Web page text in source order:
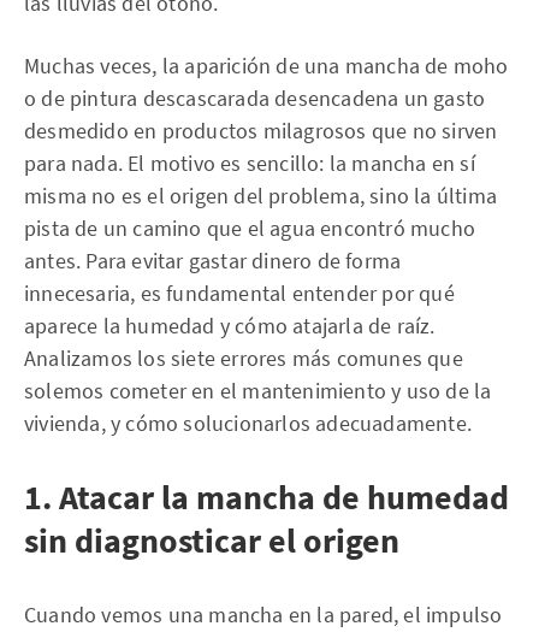
Muchas veces, la aparición de una mancha de moho
o de pintura descascarada desencadena un gasto
desmedido en productos milagrosos que no sirven
para nada. El motivo es sencillo: la mancha en sí
misma no es el origen del problema, sino la última
pista de un camino que el agua encontró mucho
antes. Para evitar gastar dinero de forma
innecesaria, es fundamental entender por qué
aparece la humedad y cómo atajarla de raíz.
Analizamos los siete errores más comunes que
solemos cometer en el mantenimiento y uso de la
vivienda, y cómo solucionarlos adecuadamente.
1. Atacar la mancha de humedad
sin diagnosticar el origen
Cuando vemos una mancha en la pared, el impulso